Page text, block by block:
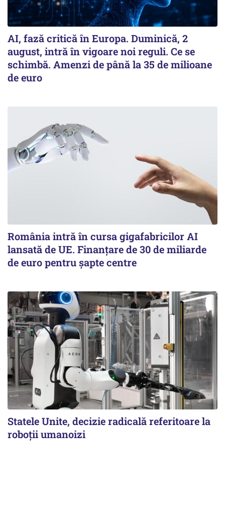
AI, fază critică în Europa. Duminică, 2
august, intră în vigoare noi reguli. Ce se
schimbă. Amenzi de până la 35 de milioane
de euro
România intră în cursa gigafabricilor AI
lansată de UE. Finanțare de 30 de miliarde
de euro pentru șapte centre
Statele Unite, decizie radicală referitoare la
roboții umanoizi